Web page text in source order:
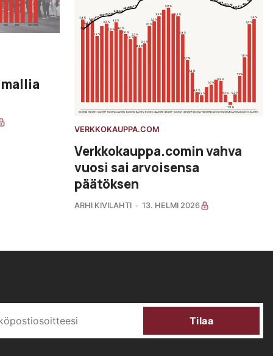
VERKKOKAUPPA.COM
Verkkokauppa.comin vahva
vuosi sai arvoisensa
päätöksen
ARHI KIVILAHTI 13. HELMI 2026
Tilaa